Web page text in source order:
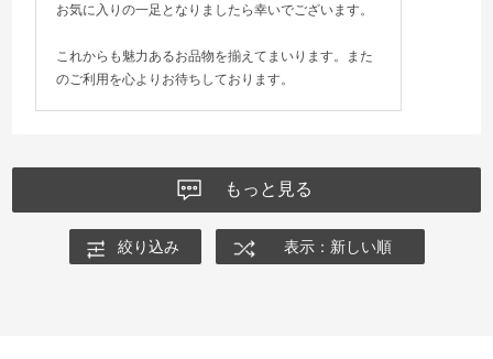
お気に入りの一足となりましたら幸いでございます。
これからも魅力あるお品物を揃えてまいります。また
のご利用を心よりお待ちしております。
もっと見る
絞り込み 表示：新しい順